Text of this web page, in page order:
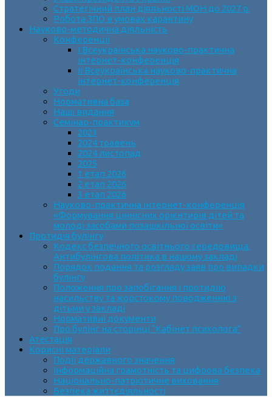
Стратегічний план діяльності МОН до 2027 р.
Робота ЗПО в умовах карантину
Науково-методична діяльність
Конференції
І Всеукраїнська науково-практична
інтернет-конференція
ІІ Всеукраїнська науково-практична
інтернет-конференція
Угоди
Нормативна база
Наші видання
Семінар-практикум
2023
2024 травень
2024 листопад
2025
1 етап 2026
2 етап 2026
3 етап 2026
Науково-практична інтернет-конференція
«Формування ціннісних орієнтирів дітей та
молоді засобами позашкільної освіти»
Протидія булінгу
Кодекс безпечного освітнього середовища.
Антибулінгова політика в нашому закладі
Порядок подання та розгляду заяв про випадки
булінгу
Положення про запобігання і протидію
насильству та жорстокому поводженню з
дітьми у закладі
Нормативні документи
Про булінг на сторінці “Кабінет психолога”
Атестація
Корисні матеріали
Події державного значення
Інформаційна грамотність та цифрова безпека
Національно-патріотичне виховання
Безпека життєдіяльності